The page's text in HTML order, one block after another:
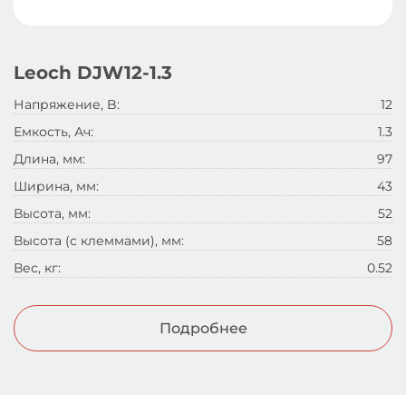
Leoch DJW12-1.3
Напряжение, B:
12
Емкость, Ач:
1.3
Длина, мм:
97
Ширина, мм:
43
Высота, мм:
52
Высота (с клеммами), мм:
58
Вес, кг:
0.52
Подробнее